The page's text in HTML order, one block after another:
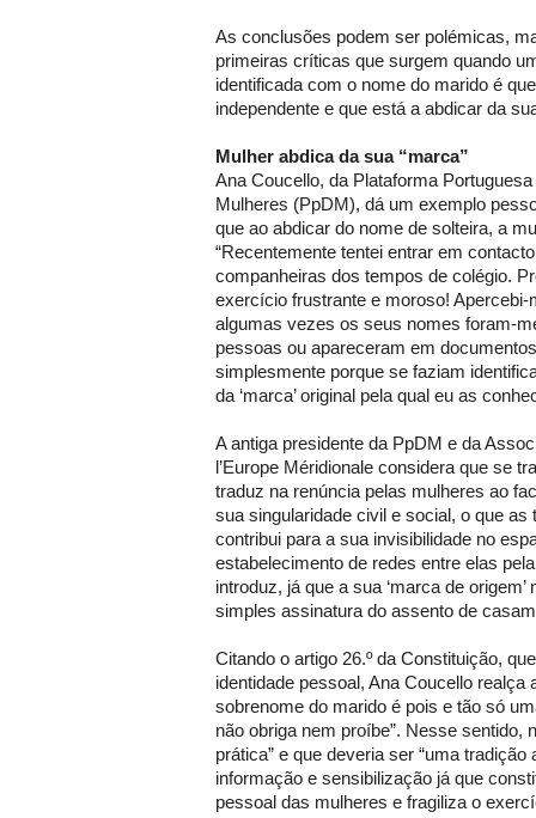
As conclusões podem ser polémicas,
primeiras críticas que surgem quando
identificada com o nome do marido é
independente e que está a abdicar da
Mulher abdica da sua “marca”
Ana Coucello, da Plataforma
Mulheres (PpDM), dá um exemplo
que ao abdicar do nome de solteira, a
“Recentemente tentei entrar em
companheiras dos tempos de colégio.
exercício frustrante e moroso! Apercebi-
algumas vezes os seus nomes foram-
pessoas ou apareceram em
simplesmente porque se faziam
da ‘marca’ original pela qual eu as
A antiga presidente da PpDM e da
l’Europe Méridionale considera que se
traduz na renúncia pelas mulheres ao
sua singularidade civil e social, o que as
contribui para a sua invisibilidade no
estabelecimento de redes entre elas
introduz, já que a sua ‘marca de
simples assinatura do assento de
Citando o artigo 26.º da Constituição,
identidade pessoal, Ana Coucello realça
sobrenome do marido é pois e tão só
não obriga nem proíbe”. Nesse sentido,
prática” e que deveria ser “uma
informação e sensibilização já que
pessoal das mulheres e fragiliza o